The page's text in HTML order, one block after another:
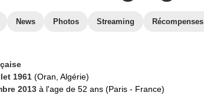
News Photos Streaming Récompenses
1961 (Oran, Algérie)
2013 à l'age de 52 ans (Paris - France)